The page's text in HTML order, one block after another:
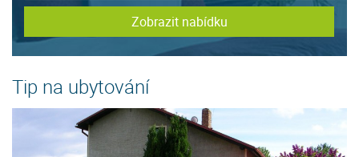
Zobrazit nabídku
Tip na ubytování